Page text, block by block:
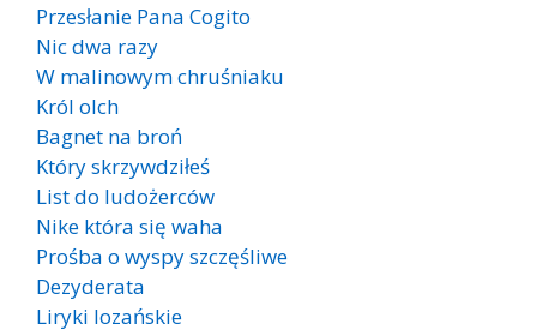
Przesłanie Pana Cogito
Nic dwa razy
W malinowym chruśniaku
Król olch
Bagnet na broń
Który skrzywdziłeś
List do ludożerców
Nike która się waha
Prośba o wyspy szczęśliwe
Dezyderata
Liryki lozańskie